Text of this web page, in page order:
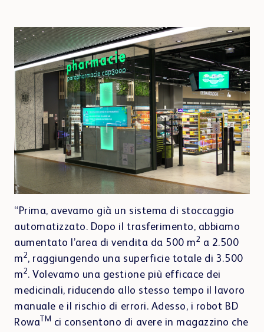
“Prima, avevamo già un sistema di stoccaggio
automatizzato. Dopo il trasferimento, abbiamo
aumentato l’area di vendita da 500 m2 a 2.500
m2, raggiungendo una superficie totale di 3.500
m2. Volevamo una gestione più efficace dei
medicinali, riducendo allo stesso tempo il lavoro
manuale e il rischio di errori. Adesso, i robot BD
Rowa TM
ci consentono di avere in magazzino che